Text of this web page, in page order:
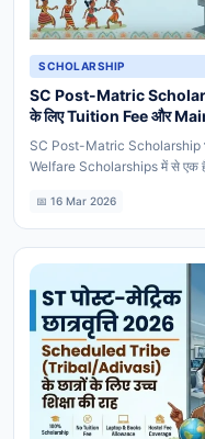
SCHOLARSHIP
SC Post-Matric
के लिए Tuition Fee और
SC Post-Matric Scholarship
Welfare Scholarships में से एक
📅 16 Mar 2026